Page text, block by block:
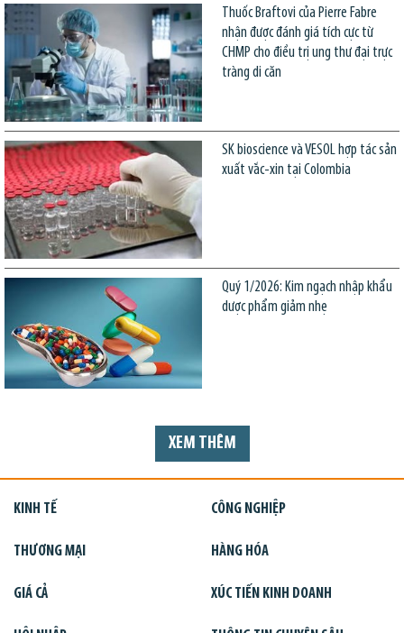
Thuốc Braftovi của Pierre Fabre
nhận được đánh giá tích cực từ
CHMP cho điều trị ung thư đại trực
tràng di căn
SK bioscience và VESOL hợp tác sản
xuất vắc-xin tại Colombia
Quý 1/2026: Kim ngạch nhập khẩu
dược phẩm giảm nhẹ
XEM THÊM
KINH TẾ CÔNG NGHIỆP
THƯƠNG MẠI HÀNG HÓA
GIÁ CẢ XÚC TIẾN KINH DOANH